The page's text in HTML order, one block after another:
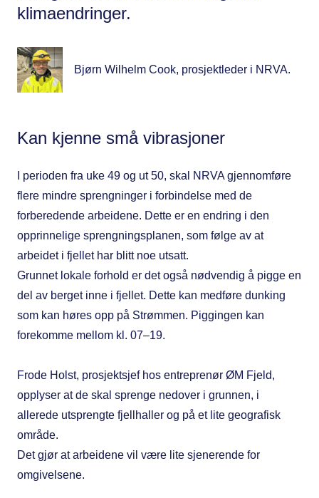
klimaendringer.
Bjørn Wilhelm Cook, prosjektleder i NRVA.
Kan kjenne små vibrasjoner
I perioden fra uke 49 og ut 50, skal NRVA gjennomføre
flere mindre sprengninger i forbindelse med de
forberedende arbeidene. Dette er en endring i den
opprinnelige sprengningsplanen, som følge av at
arbeidet i fjellet har blitt noe utsatt.
Grunnet lokale forhold er det også nødvendig å pigge en
del av berget inne i fjellet. Dette kan medføre dunking
som kan høres opp på Strømmen. Piggingen kan
forekomme mellom kl. 07–19.
Frode Holst, prosjektsjef hos entreprenør ØM Fjeld,
opplyser at de skal sprenge nedover i grunnen, i
allerede utsprengte fjellhaller og på et lite geografisk
område.
Det gjør at arbeidene vil være lite sjenerende for
omgivelsene.